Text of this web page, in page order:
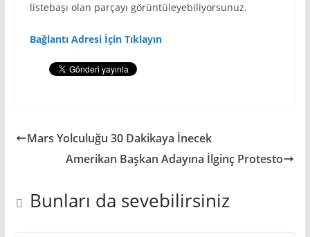
listebaşı olan parçayı görüntüleyebiliyorsunuz.
Bağlantı Adresi İçin Tıklayın
Mars Yolculuğu 30 Dakikaya İnecek
Amerikan Başkan Adayına İlginç Protesto
Bunları da sevebilirsiniz